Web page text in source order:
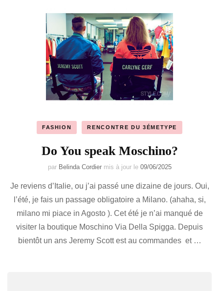
FASHION RENCONTRE DU 3ÉMETYPE
Do You speak Moschino?
par Belinda Cordier mis à jour le 09/06/2025
Je reviens d’Italie, ou j’ai passé une dizaine de jours. Oui,
l’été, je fais un passage obligatoire a Milano. (ahaha, si,
milano mi piace in Agosto ). Cet été je n’ai manqué de
visiter la boutique Moschino Via Della Spigga. Depuis
bientôt un ans Jeremy Scott est au commandes et …